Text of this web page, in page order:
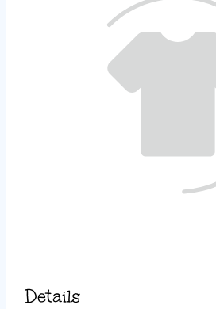
Details